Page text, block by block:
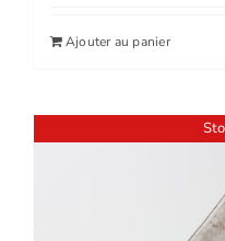
Ajouter au panier